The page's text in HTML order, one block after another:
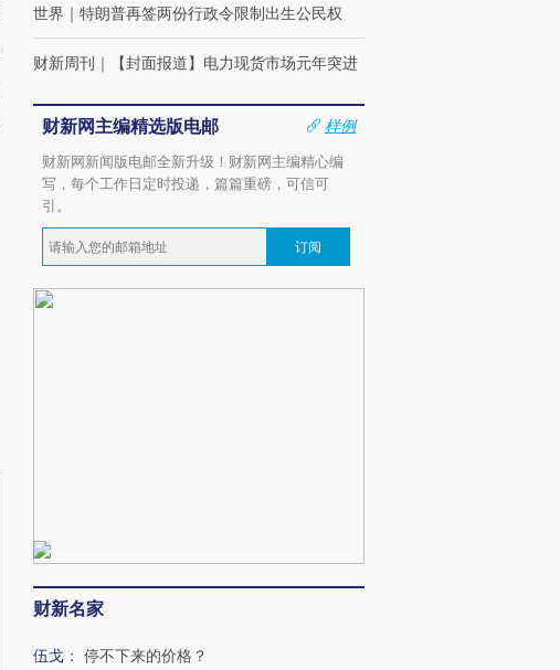
世界 ｜ 特朗普再签两份行政令限制出生公民权
财新周刊 ｜ 【封面报道】电力现货市场元年突进
财新网主编精选版电邮
样例
财新网新闻版电邮全新升级！财新网主编精心编
写，每个工作日定时投递，篇篇重磅，可信可
引。
订阅
财新名家
伍戈 ： 停不下来的价格？